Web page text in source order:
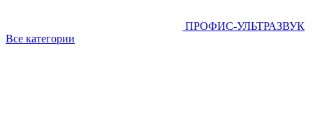
ПРОФИС-УЛЬТРАЗВУК
Все категории